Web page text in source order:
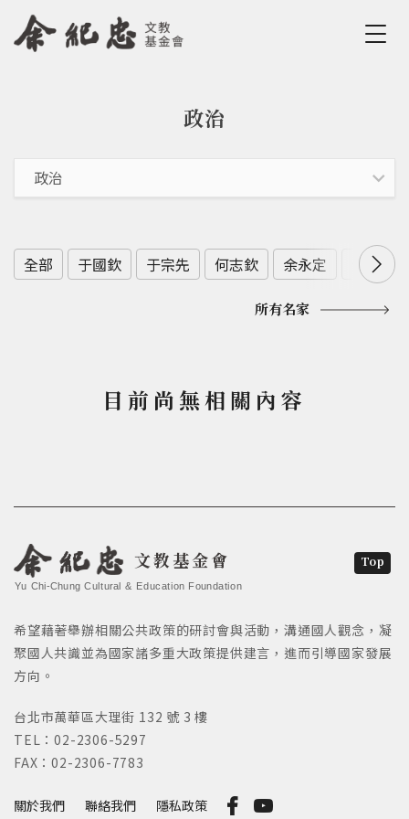
Jump to Navigation
Jump to Main content
政治
全部 于國欽 于宗先 何志欽 余永定 余範英
所有名家
目前尚無相關內容
文教基金會
Yu Chi-Chung Cultural & Education Foundation
關於我們 聯絡我們 隱私政策
希望藉著舉辦相關公共政策的研討會與活動，溝通國人觀念，凝
聚國人共識並為國家諸多重大政策提供建言，進而引導國家發展
方向。
台北市萬華區大理街 132 號 3 樓
TEL：02-2306-5297
FAX：02-2306-7783
Top